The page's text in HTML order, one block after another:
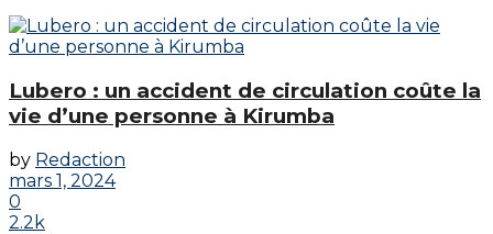
Lubero : un accident de circulation coûte la
vie d’une personne à Kirumba
by Redaction
mars 1, 2024
0
2.2k